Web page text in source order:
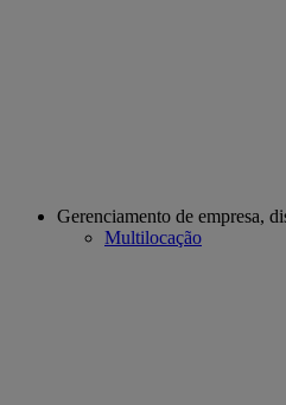
Gerenciamento de empresa,
Multilocação